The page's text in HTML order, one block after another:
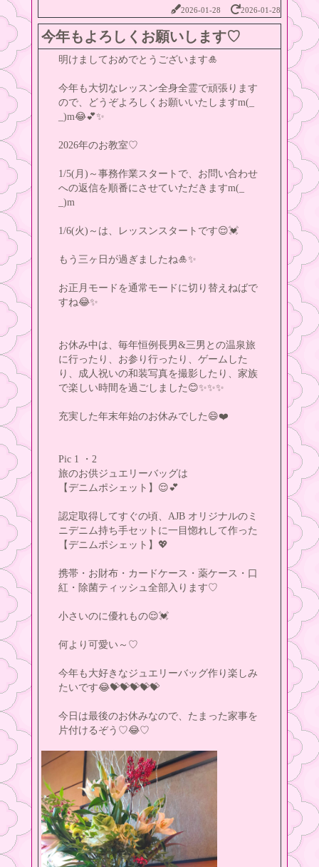
2026-01-28 2026-01-28
今年もよろしくお願いします♡
明けましておめでとうございます🎍
今年も大切なレッスン全身全霊で頑張ります
ので、どうぞよろしくお願いいたしますm(_
_)m😂💕✨
2026年のお教室♡
1/5(月)～事務作業スタートで、お問い合わせ
への返信を順番にさせていただきますm(_
_)m
1/6(火)～は、レッスンスタートです😌💓
もう三ヶ日が過ぎましたね🎍✨️
お正月モードを通常モードに切り替えねばで
すね😂✨️
お休み中は、毎年恒例長男&三男との温泉旅
に行ったり、お参り行ったり、ゲームした
り、成人祝いの和装写真を撮影したり、家族
で楽しい時間を過ごしました😊✨️✨️✨️
充実した年末年始のお休みでした😄❤️
Pic 1 ・2
旅のお供ジュエリーバッグは
【デニムポシェット】😌💕
認定取得してすぐの頃、AJB オリジナルのミ
ニデニム持ち手セットに一目惚れして作った
【デニムポシェット】💖
携帯・お財布・カードケース・薬ケース・口
紅・除菌ティッシュ全部入ります♡
小さいのに優れもの😌💓
何より可愛い～♡
今年も大好きなジュエリーバッグ作り楽しみ
たいです😂💝💝💝💝💝
今日は最後のお休みなので、たまった家事を
片付けるぞう♡😂♡